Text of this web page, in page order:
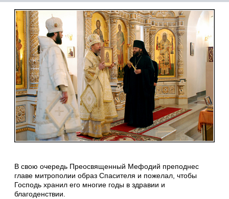
В свою очередь Преосвященный Мефодий преподнес
главе митрополии образ Спасителя и пожелал, чтобы
Господь хранил его многие годы в здравии и
благоденствии.